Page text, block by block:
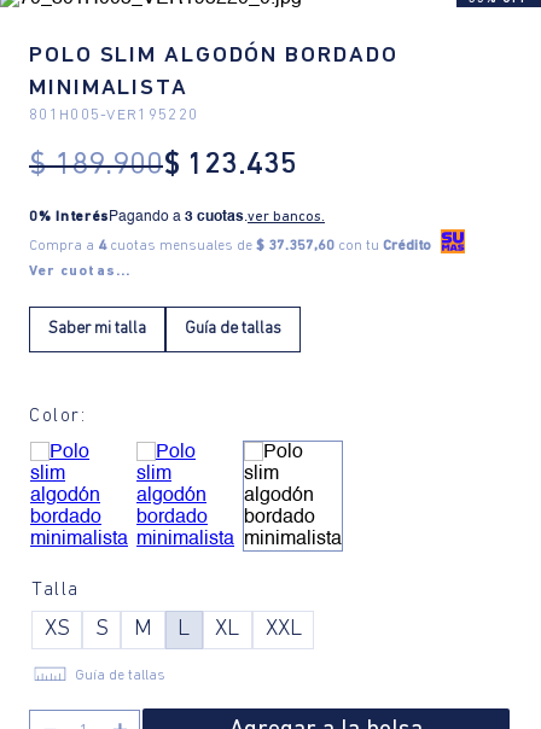
POLO SLIM ALGODÓN BORDADO
MINIMALISTA
801H005-VER195220
$ 189.900$ 123.435
0% Interés Pagando a 3 cuotas.ver bancos.
Compra a 4cuotas mensuales de $ 37.357,60 con tu Crédito
Ver cuotas...
Saber mi talla Guía de tallas
Color:
Talla
XS S M L XL XXL
Guía de tallas